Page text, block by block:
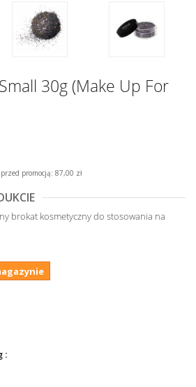
30g (Make Up For
promocją: 87,00 zł
brokat kosmetyczny do stosowania na
: